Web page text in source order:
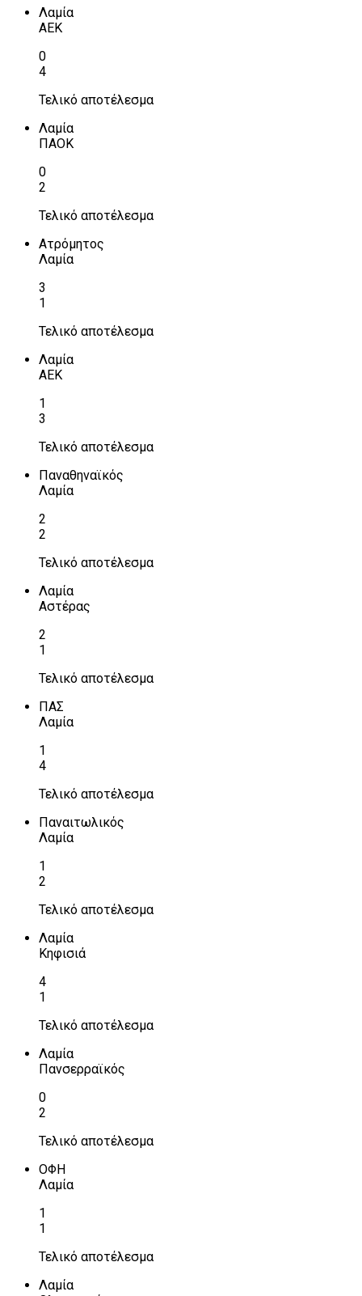
Λαμία
ΑΕΚ
0
4
Τελικό αποτέλεσμα
Λαμία
ΠΑΟΚ
0
2
Τελικό αποτέλεσμα
Ατρόμητος
Λαμία
3
1
Τελικό αποτέλεσμα
Λαμία
ΑΕΚ
1
3
Τελικό αποτέλεσμα
Παναθηναϊκός
Λαμία
2
2
Τελικό αποτέλεσμα
Λαμία
Αστέρας
2
1
Τελικό αποτέλεσμα
ΠΑΣ
Λαμία
1
4
Τελικό αποτέλεσμα
Παναιτωλικός
Λαμία
1
2
Τελικό αποτέλεσμα
Λαμία
Κηφισιά
4
1
Τελικό αποτέλεσμα
Λαμία
Πανσερραϊκός
0
2
Τελικό αποτέλεσμα
ΟΦΗ
Λαμία
1
1
Τελικό αποτέλεσμα
Λαμία